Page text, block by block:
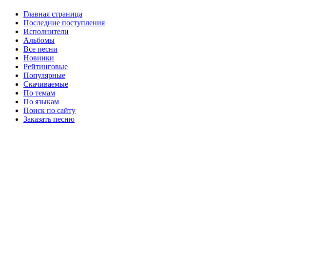
Главная страница
Последние поступления
Исполнители
Альбомы
Все песни
Новинки
Рейтинговые
Популярные
Скачиваемые
По темам
По языкам
Поиск по сайту
Заказать песню